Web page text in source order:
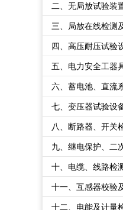
二、无局放试验装
三、局放在线检测
四、高压耐压试验
五、电力安全工器
六、蓄电池、直流
七、变压器试验设
八、断路器、开关
九、继电保护、二
十、电缆、线路检
十一、互感器校验
十二、电能及计量